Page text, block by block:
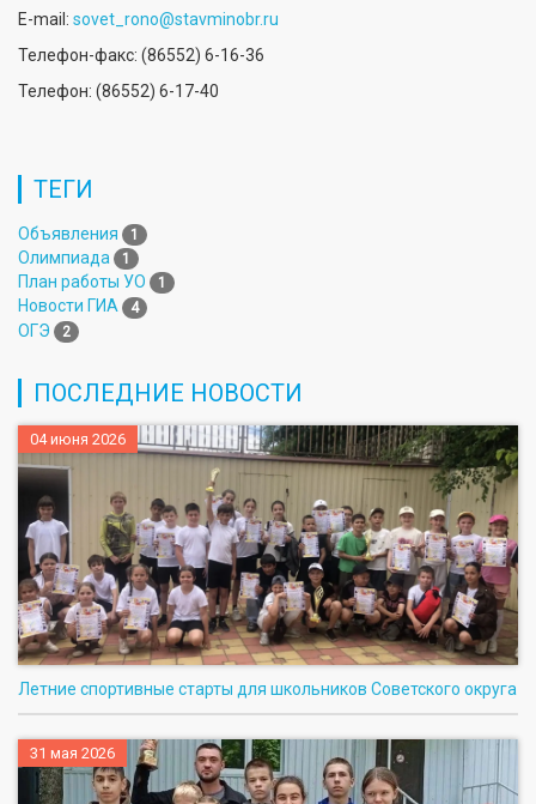
E-mail: sovet_rono@stavminobr.ru
Телефон-факс: (86552) 6-16-36
Телефон: (86552) 6-17-40
ТЕГИ
Объявления 1
Олимпиада 1
План работы УО 1
Новости ГИА 4
ОГЭ 2
ПОСЛЕДНИЕ НОВОСТИ
04 июня 2026
Летние спортивные старты для школьников Советского округа
31 мая 2026